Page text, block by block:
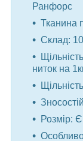
Ранфорс
Тканина
Склад:
ниток на
Розмір: